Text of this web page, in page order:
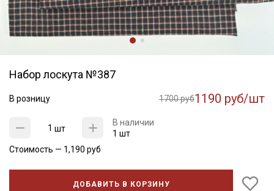
Набор лоскута №387
В розницу 1700 руб1190 руб/шт
шт
В наличии
1 шт
Стоимость — 1,190 руб
ДОБАВИТЬ В КОРЗИНУ